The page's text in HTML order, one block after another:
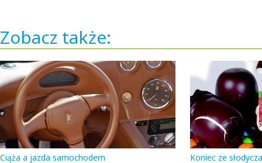
Zobacz także:
Ciąża a jazda samochodem Koniec ze